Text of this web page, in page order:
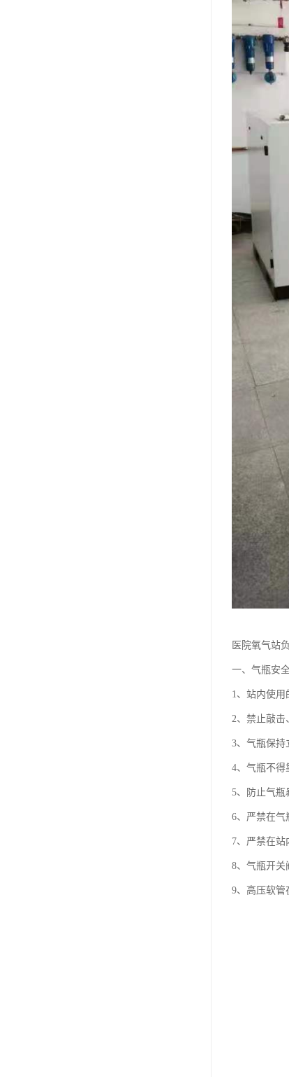
医院氧气站
一、气瓶安
1、站内使用
2、禁止敲击
3、气瓶保持
4、气瓶不得
5、防止气瓶
6、严禁在气
7、严禁在站
8、气瓶开关
9、高压软管